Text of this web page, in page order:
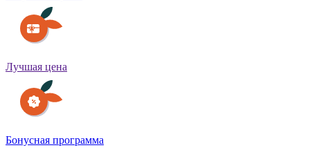
Лучшая цена
Бонусная программа